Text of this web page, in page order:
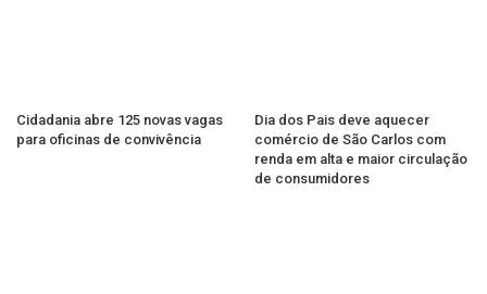
Cidadania abre 125 novas vagas
para oficinas de convivência
Dia dos Pais deve aquecer
comércio de São Carlos com
renda em alta e maior circulação
de consumidores